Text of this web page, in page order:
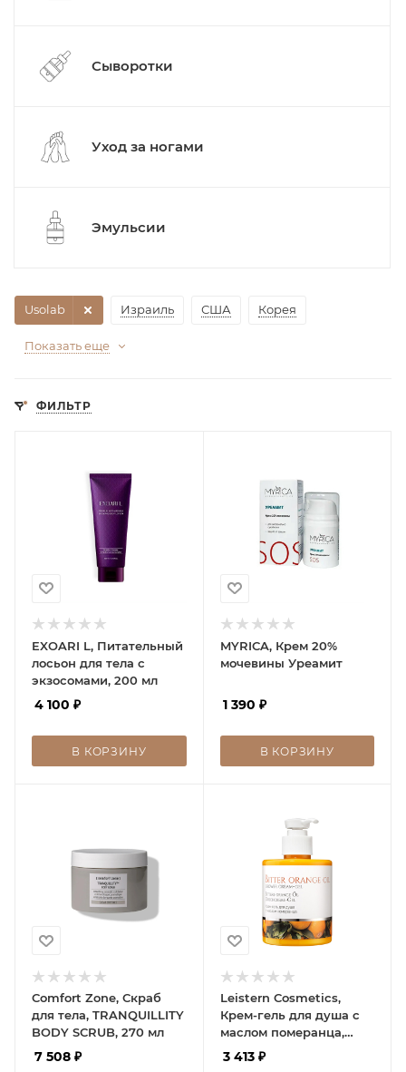
Сыворотки
Уход за ногами
Эмульсии
Израиль США Корея
Usolab
Показать еще
ФИЛЬТР
EXOARI L, Питательный
лосьон для тела с
экзосомами, 200 мл
4 100 ₽
В КОРЗИНУ
MYRICA, Крем 20%
мочевины Уреамит
1 390 ₽
В КОРЗИНУ
Comfort Zone, Скраб
для тела, TRANQUILLITY
BODY SCRUB, 270 мл
7 508 ₽
Leistern Cosmetics,
Крем-гель для душа с
маслом померанца,
Bitter orange oil shower
3 413₽